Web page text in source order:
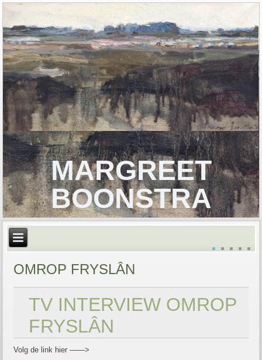
MARGREET
BOONSTRA
OMROP FRYSLÂN
TV INTERVIEW OMROP
FRYSLÂN
Volg de link hier ——>